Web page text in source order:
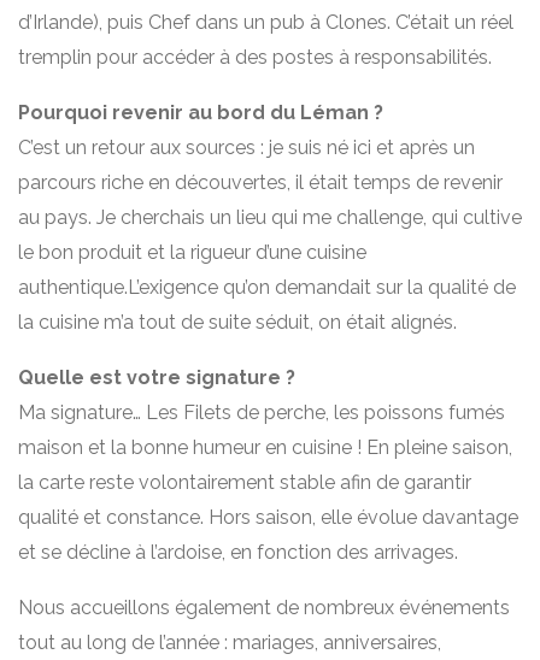
d’Irlande), puis Chef dans un pub à Clones. C’était un réel
tremplin pour accéder à des postes à responsabilités.
Pourquoi revenir au bord du Léman ?
C’est un retour aux sources : je suis né ici et après un
parcours riche en découvertes, il était temps de revenir
au pays. Je cherchais un lieu qui me challenge, qui cultive
le bon produit et la rigueur d’une cuisine
authentique.L’exigence qu’on demandait sur la qualité de
la cuisine m’a tout de suite séduit, on était alignés.
Quelle est votre signature ?
Ma signature… Les Filets de perche, les poissons fumés
maison et la bonne humeur en cuisine ! En pleine saison,
la carte reste volontairement stable afin de garantir
qualité et constance. Hors saison, elle évolue davantage
et se décline à l’ardoise, en fonction des arrivages.
Nous accueillons également de nombreux événements
tout au long de l’année : mariages, anniversaires,